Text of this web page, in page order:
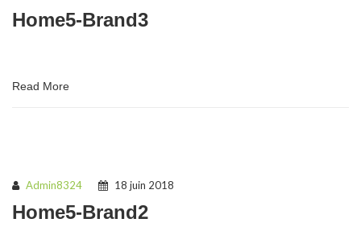
Home5-Brand3
Read More
Admin8324 18 juin 2018
Home5-Brand2